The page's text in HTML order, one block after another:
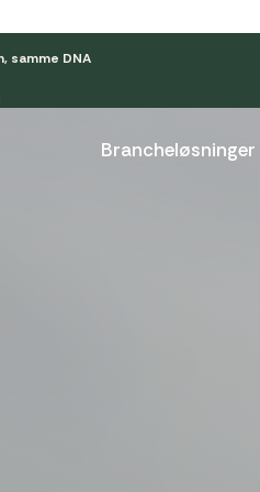
samme DNA
Brancheløsninger